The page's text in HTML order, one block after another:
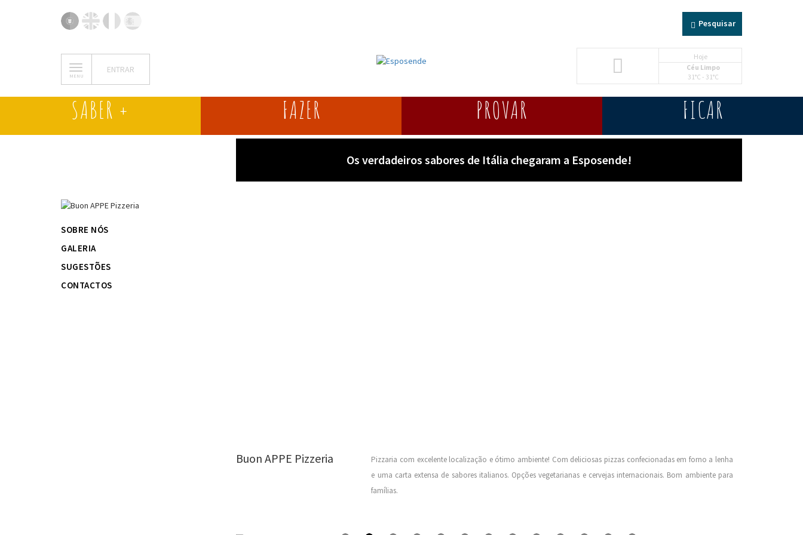
Pesquisar
MENU
ENTRAR
Hoje
Céu Limpo
31°C - 31°C
SABER + FAZER PROVAR FICAR
SOBRE NÓS
GALERIA
SUGESTÕES
CONTACTOS
Os verdadeiros sabores de Itália chegaram a Esposende!
Buon APPE Pizzeria
Pizzaria com excelente localização e ótimo ambiente! Com deliciosas pizzas confecionadas em forno a lenha
e uma carta extensa de sabores italianos. Opções vegetarianas e cervejas internacionais. Bom ambiente para
famílias.